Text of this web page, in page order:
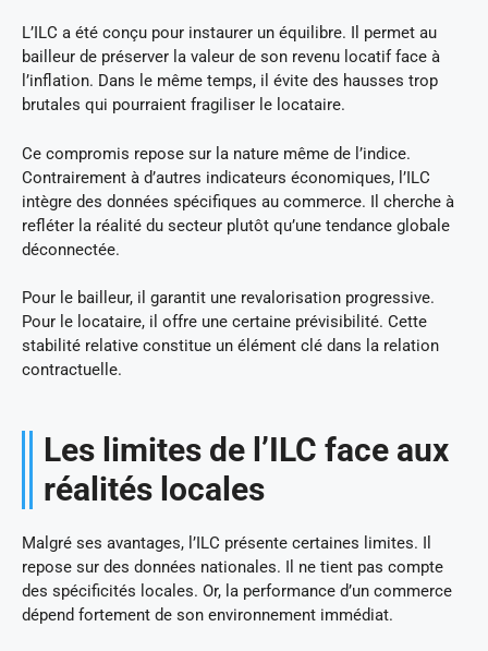
L’ILC a été conçu pour instaurer un équilibre. Il permet au
bailleur de préserver la valeur de son revenu locatif face à
l’inflation. Dans le même temps, il évite des hausses trop
brutales qui pourraient fragiliser le locataire.
Ce compromis repose sur la nature même de l’indice.
Contrairement à d’autres indicateurs économiques, l’ILC
intègre des données spécifiques au commerce. Il cherche à
refléter la réalité du secteur plutôt qu’une tendance globale
déconnectée.
Pour le bailleur, il garantit une revalorisation progressive.
Pour le locataire, il offre une certaine prévisibilité. Cette
stabilité relative constitue un élément clé dans la relation
contractuelle.
Les limites de l’ILC face aux
réalités locales
Malgré ses avantages, l’ILC présente certaines limites. Il
repose sur des données nationales. Il ne tient pas compte
des spécificités locales. Or, la performance d’un commerce
dépend fortement de son environnement immédiat.